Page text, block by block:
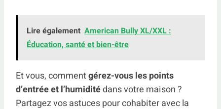
Lire également American Bully XL/XXL :
Éducation, santé et bien-être
Et vous, commentgérez-vous les points
d’entrée et l’humiditédans votre maison ?
Partagez vos astuces pour cohabiter avec la